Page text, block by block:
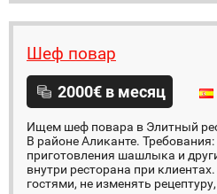
Шеф повар
2000€ в месяц
Ищем шеф повара в Элитный
В районе Аликанте.
приготовления шашлыка и
внутри ресторана при
гостями, не изменять